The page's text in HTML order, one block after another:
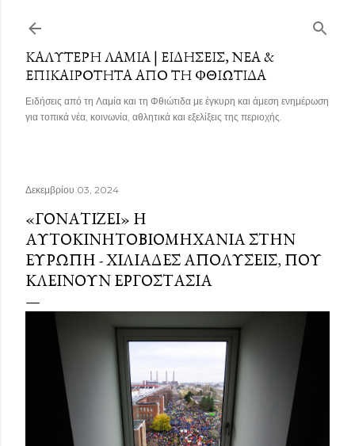
ΚΑΛΎΤΕΡΗ ΛΑΜΊΑ | ΕΙΔΉΣΕΙΣ, ΝΈΑ &
ΕΠΙΚΑΙΡΌΤΗΤΑ ΑΠΌ ΤΗ ΦΘΙΏΤΙΔΑ
Ειδήσεις από τη Λαμία και τη Φθιώτιδα με έγκυρη και άμεση ενημέρωση
για τοπικά νέα, κοινωνία, αθλητικά και εξελίξεις της περιοχής.
Δεκεμβρίου 03, 2024
«ΓΟΝΑΤΊΖΕΙ» Η
ΑΥΤΟΚΙΝΗΤΟΒΙΟΜΗΧΑΝΊΑ ΣΤΗΝ
ΕΥΡΏΠΗ - ΧΙΛΙΆΔΕΣ ΑΠΟΛΎΣΕΙΣ, ΠΟΎ
ΚΛΕΊΝΟΥΝ ΕΡΓΟΣΤΆΣΙΑ